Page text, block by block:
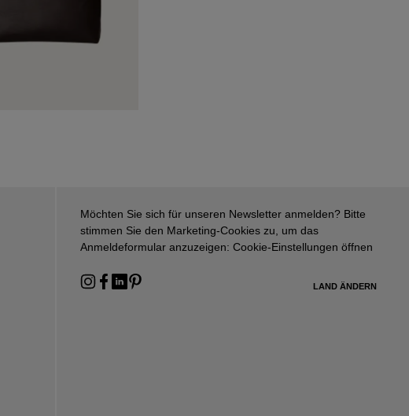
Möchten Sie sich für unseren Newsletter anmelden? Bitte
stimmen Sie den Marketing-Cookies zu, um das
Anmeldeformular anzuzeigen: Cookie-Einstellungen öffnen
LAND ÄNDERN